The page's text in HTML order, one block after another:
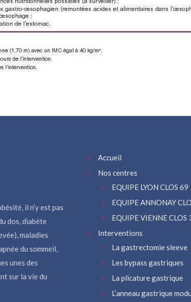
il n’y est pas
dos, diabète
maladies
du sommeil,
unes des
sur la vie du
Accueil
Nos centres
EQUIPE LYON CLOS 69
EQUIPE ANNONAY
EQUIPE VIENNE CLOS
Interventions
La gastrectomie sleeve
Les bypass gastriques
La plicature gastrique
L’anneau gastrique